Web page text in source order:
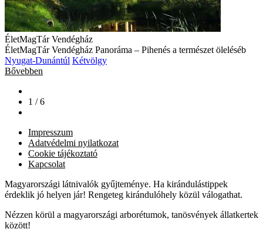
ÉletMagTár Vendégház
ÉletMagTár Vendégház Panoráma – Pihenés a természet öleléséb
Nyugat-Dunántúl Kétvölgy
Bővebben
1 / 6
Impresszum
Adatvédelmi nyilatkozat
Cookie tájékoztató
Kapcsolat
Magyarországi látnivalók gyűjteménye. Ha kirándulástippek
érdeklik jó helyen jár! Rengeteg kirándulóhely közül válogathat.
Nézzen körül a magyarországi arborétumok, tanösvények állatkertek
között!